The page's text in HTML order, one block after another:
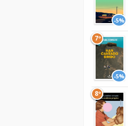
-5%
-5%
7º
8º